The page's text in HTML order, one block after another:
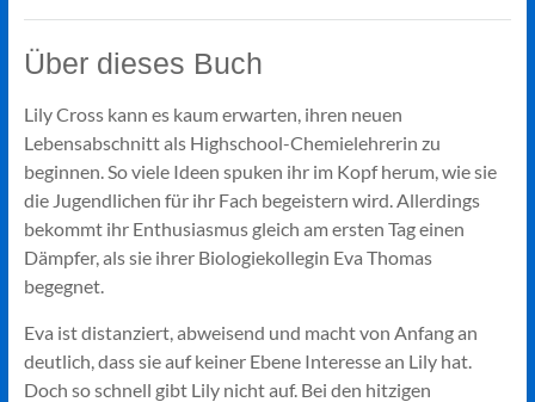
Über dieses Buch
Lily Cross kann es kaum erwarten, ihren neuen
Lebensabschnitt als Highschool-Chemielehrerin zu
beginnen. So viele Ideen spuken ihr im Kopf herum, wie sie
die Jugendlichen für ihr Fach begeistern wird. Allerdings
bekommt ihr Enthusiasmus gleich am ersten Tag einen
Dämpfer, als sie ihrer Biologiekollegin Eva Thomas
begegnet.
Eva ist distanziert, abweisend und macht von Anfang an
deutlich, dass sie auf keiner Ebene Interesse an Lily hat.
Doch so schnell gibt Lily nicht auf. Bei den hitzigen